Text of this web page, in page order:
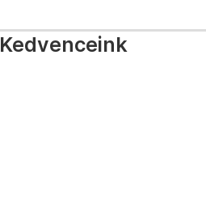
Kedvenceink